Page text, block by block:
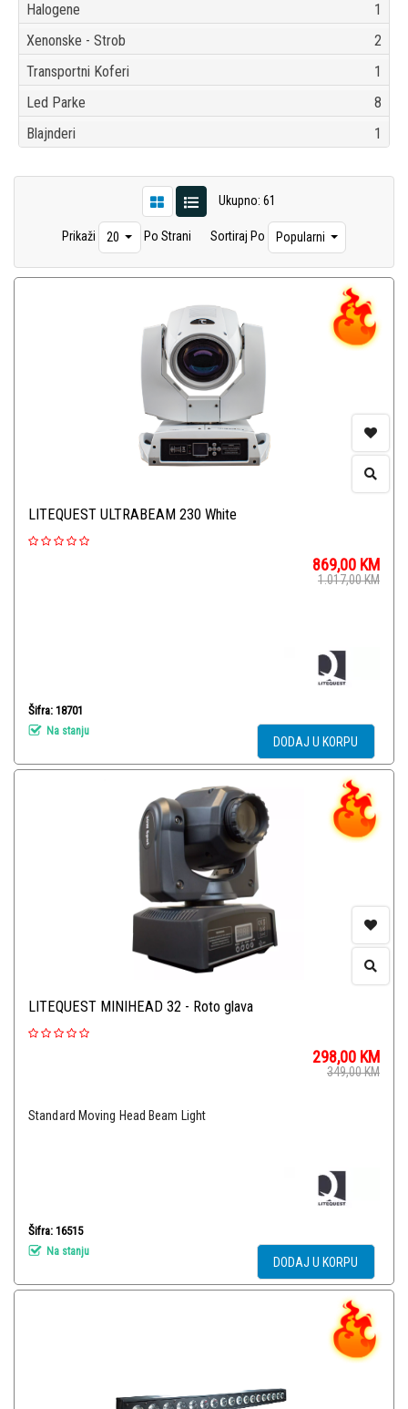
Halogene
1
Xenonske - Strob
2
Transportni Koferi
1
Led Parke
8
Blajnderi
1
Ukupno: 61
Prikaži 20 Po Strani Sortiraj Po Popularni
LITEQUEST ULTRABEAM 230 White
869,00 KM
1.017,00KM
Šifra: 18701
Na stanju
DODAJ U KORPU
LITEQUEST MINIHEAD 32 - Roto glava
298,00 KM
349,00KM
Standard Moving Head Beam Light
Šifra: 16515
Na stanju
DODAJ U KORPU